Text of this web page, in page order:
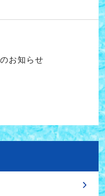
お知らせ